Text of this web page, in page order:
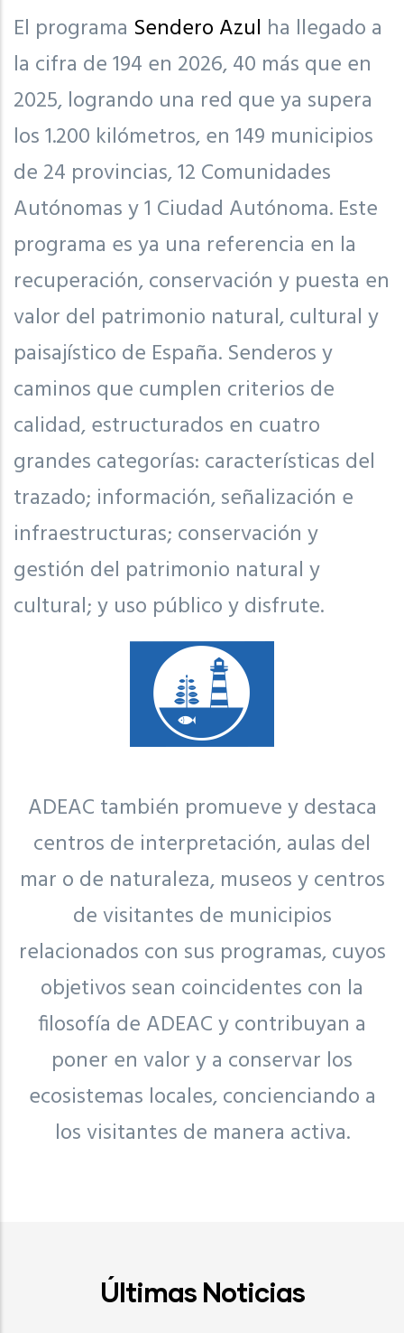
El programa Sendero Azul ha llegado a
la cifra de 194 en 2026, 40 más que en
2025, logrando una red que ya supera
los 1.200 kilómetros, en 149 municipios
de 24 provincias, 12 Comunidades
Autónomas y 1 Ciudad Autónoma. Este
programa es ya una referencia en la
recuperación, conservación y puesta en
valor del patrimonio natural, cultural y
paisajístico de España. Senderos y
caminos que cumplen criterios de
calidad, estructurados en cuatro
grandes categorías: características del
trazado; información, señalización e
infraestructuras; conservación y
gestión del patrimonio natural y
cultural; y uso público y disfrute.
ADEAC también promueve y destaca
centros de interpretación, aulas del
mar o de naturaleza, museos y centros
de visitantes de municipios
relacionados con sus programas, cuyos
objetivos sean coincidentes con la
filosofía de ADEAC y contribuyan a
poner en valor y a conservar los
ecosistemas locales, concienciando a
los visitantes de manera activa.
Últimas Noticias